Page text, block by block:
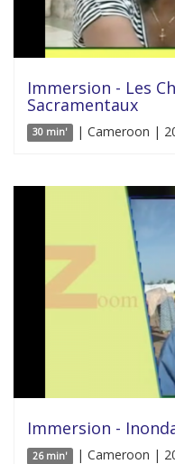
Immersion - Les
Sacramentaux
30 min' | Cameroon |
Immersion -
26 min' | Cameroon |